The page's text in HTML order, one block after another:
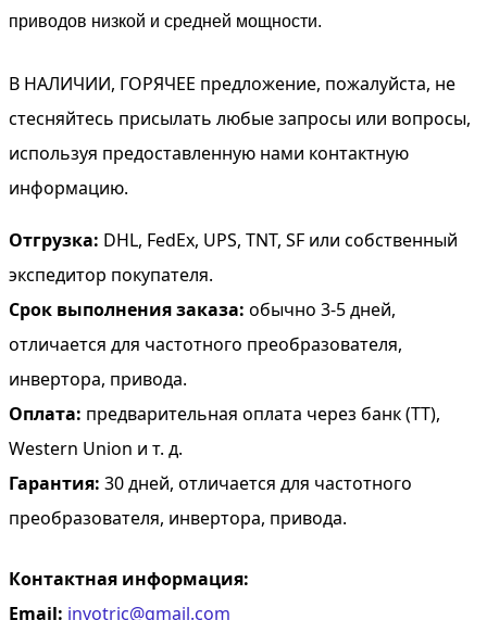
приводов низкой и средней мощности.
В НАЛИЧИИ, ГОРЯЧЕЕ предложение, пожалуйста, не
стесняйтесь присылать любые запросы или вопросы,
используя предоставленную нами контактную
информацию.
Отгрузка: DHL, FedEx, UPS, TNT, SF или собственный
экспедитор покупателя.
Срок выполнения заказа: обычно 3-5 дней,
отличается для частотного преобразователя,
инвертора, привода.
Оплата: предварительная оплата через банк (TT),
Western Union и т. д.
Гарантия: 30 дней, отличается для частотного
преобразователя, инвертора, привода.
Контактная информация:
Email: invotric@gmail.com